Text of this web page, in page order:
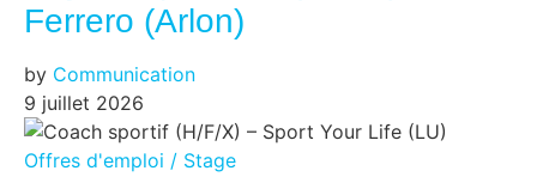
Ferrero (Arlon)
by Communication
9 juillet 2026
Offres d'emploi / Stage